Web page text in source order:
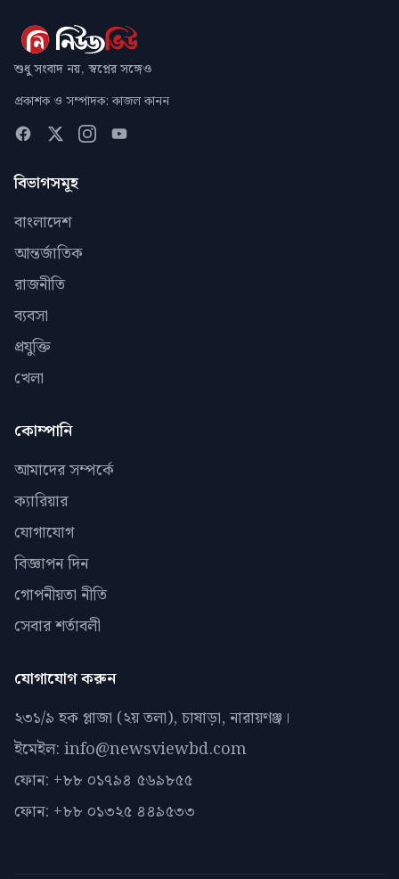
শুধু সংবাদ নয়, স্বপ্নের সঙ্গেও
প্রকাশক ও সম্পাদক: কাজল কানন
বিভাগসমূহ
বাংলাদেশ
আন্তর্জাতিক
রাজনীতি
ব্যবসা
প্রযুক্তি
খেলা
কোম্পানি
আমাদের সম্পর্কে
ক্যারিয়ার
যোগাযোগ
বিজ্ঞাপন দিন
গোপনীয়তা নীতি
সেবার শর্তাবলী
যোগাযোগ করুন
২৩১/৯ হক প্লাজা (২য় তলা), চাষাড়া, নারায়ণঞ্জ।
ইমেইল: info@newsviewbd.com
ফোন: +৮৮ ০১৭৯৪ ৫৬৯৮৫৫
ফোন: +৮৮ ০১৩২৫ ৪৪৯৫৩৩